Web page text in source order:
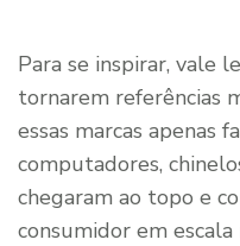
Para se inspirar, vale
tornarem referências
essas marcas apenas
computadores,
chegaram ao topo e
consumidor em